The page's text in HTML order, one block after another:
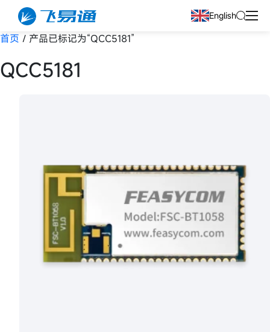
English
首页 / 产品已标记为“QCC5181”
QCC5181